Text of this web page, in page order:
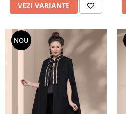
VEZI VARIANTE
NOU